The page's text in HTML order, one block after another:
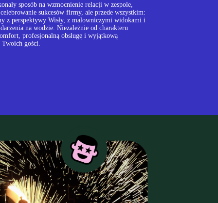
sposób na wzmocnienie relacji w zespole,
sukcesów firmy, ale przede wszystkim:
z perspektywy Wisły, z malowniczymi widokami i
na wodzie. Niezależnie od charakteru
profesjonalną obsługę i wyjątkową
Twoich gości.